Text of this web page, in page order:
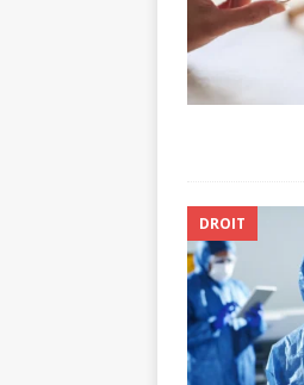
DROIT